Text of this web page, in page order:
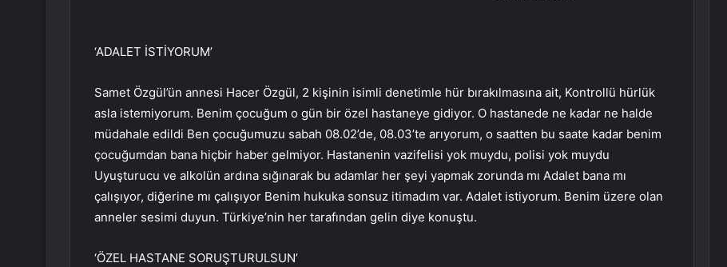
‘ADALET İSTİYORUM’
Samet Özgül’ün annesi Hacer Özgül, 2 kişinin isimli denetimle hür bırakılmasına ait, Kontrollü hürlük
asla istemiyorum. Benim çocuğum o gün bir özel hastaneye gidiyor. O hastanede ne kadar ne halde
müdahale edildi Ben çocuğumuzu sabah 08.02’de, 08.03’te arıyorum, o saatten bu saate kadar benim
çocuğumdan bana hiçbir haber gelmiyor. Hastanenin vazifelisi yok muydu, polisi yok muydu
Uyuşturucu ve alkolün ardına sığınarak bu adamlar her şeyi yapmak zorunda mı Adalet bana mı
çalışıyor, diğerine mı çalışıyor Benim hukuka sonsuz itimadım var. Adalet istiyorum. Benim üzere olan
anneler sesimi duyun. Türkiye’nin her tarafından gelin diye konuştu.
‘ÖZEL HASTANE SORUŞTURULSUN’